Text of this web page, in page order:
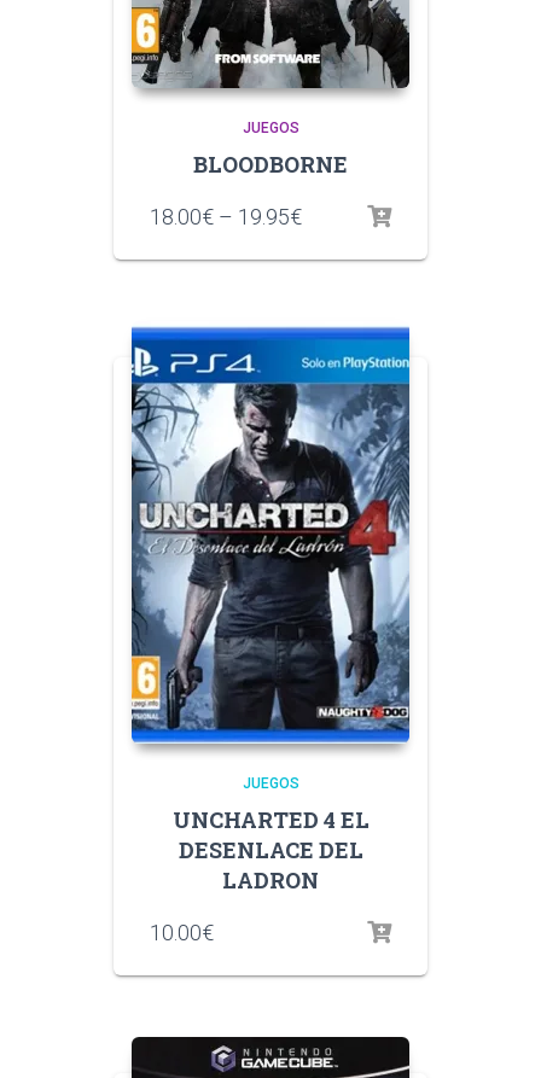
JUEGOS
BLOODBORNE
18.00€ – 19.95€
JUEGOS
UNCHARTED 4 EL
DESENLACE DEL
LADRON
10.00€